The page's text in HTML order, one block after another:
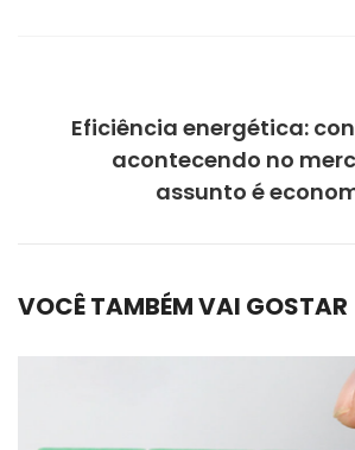
Eficiência energética:
acontecendo no
assunto é
VOCÊ TAMBÉM VAI GOSTAR